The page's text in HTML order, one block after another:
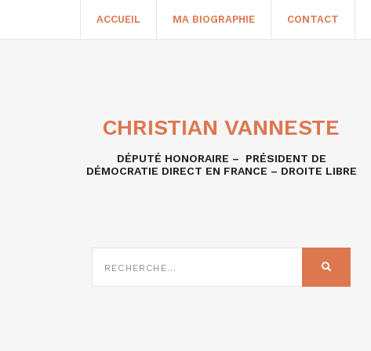
ACCUEIL MA BIOGRAPHIE CONTACT
CHRISTIAN VANNESTE
DÉPUTÉ HONORAIRE – PRÉSIDENT DE
DÉMOCRATIE DIRECT EN FRANCE – DROITE LIBRE
SUR